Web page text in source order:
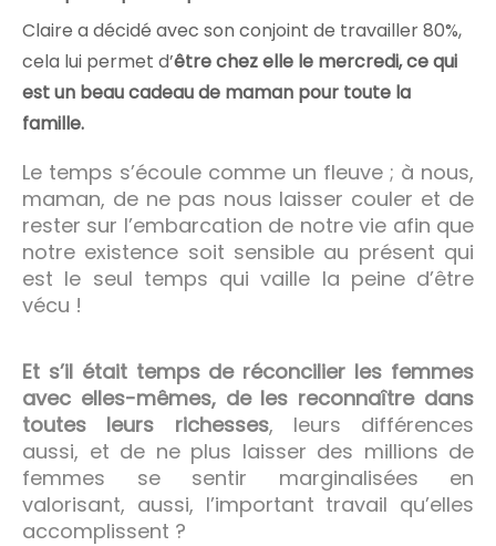
Claire a décidé avec son conjoint de travailler 80%,
cela lui permet d’être chez elle le mercredi, ce qui
est un beau cadeau de maman pour toute la
famille.
Le temps s’écoule comme un fleuve ; à nous,
maman, de ne pas nous laisser couler et de
rester sur l’embarcation de notre vie afin que
notre existence soit sensible au présent qui
est le seul temps qui vaille la peine d’être
vécu !
Et s’il était temps de réconcilier les femmes
avec elles-mêmes, de les reconnaître dans
toutes leurs richesses, leurs différences
aussi, et de ne plus laisser des millions de
femmes se sentir marginalisées en
valorisant, aussi, l’important travail qu’elles
accomplissent ?